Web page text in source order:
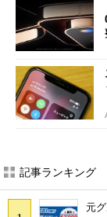
記事ランキング
元